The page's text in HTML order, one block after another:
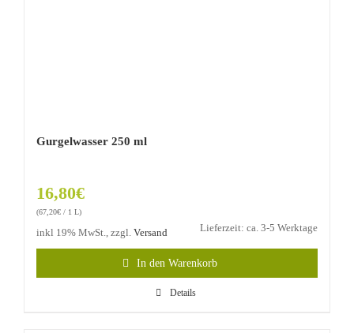
Gurgelwasser 250 ml
16,80€
(67,20€ / 1 L)
inkl 19% MwSt., zzgl. Versand Lieferzeit: ca. 3-5 Werktage
In den Warenkorb
Details